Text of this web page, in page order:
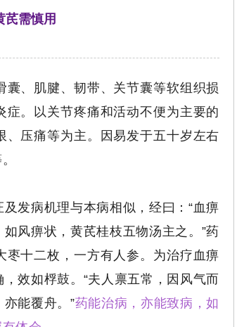
芪需慎用
、肌腱、韧带、关节囊等软组织损
。以关节疼痛和活动不便为主要的
压痛等为主。因易发于五十岁左右
发病机理与本病相似，经曰：“血痹
风痹状，黄芪桂枝五物汤主之。”药
十二枚，一方有人参。为治疗血痹
效如桴鼓。“夫人禀五常，因风气而
能覆舟。”药能治病，亦能致病，如